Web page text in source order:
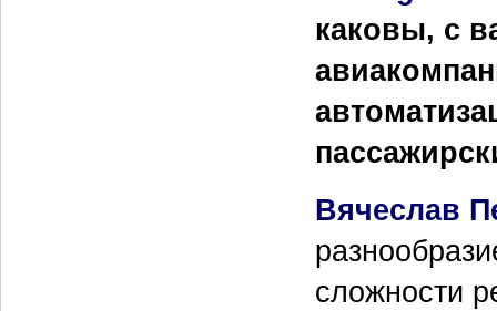
каковы, с
Вячеслав
сложности